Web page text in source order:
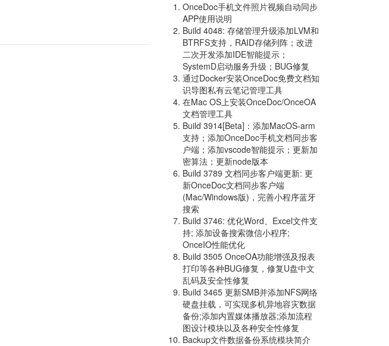
OnceDoc手机文件照片视频自动同步
APP使用说明
Build 4048: 存储管理升级添加LVM和
BTRFS支持，RAID存储列阵；改进
二次开发添加IDE智能提示；
SystemD启动服务升级；BUG修复
通过Docker安装OnceDoc免费文档知
识导图私有云笔记管理工具
在Mac OS上安装OnceDoc/OnceOA
文档管理工具
Build 3914[Beta]：添加MacOS-arm
支持；添加OnceDoc手机文档同步客
户端；添加vscode智能提示；更新加
密算法；更新node版本
Build 3789 文档同步客户端更新: 更
新OnceDoc文档同步客户端
(Mac/Windows版)，完善小程序蓝牙
搜索
Build 3746: 优化Word、Excel文件支
持; 添加设备搜索微信小程序;
OnceIO性能优化
Build 3505 OnceOA功能增强及报表
打印等各种BUG修复，修复U盘中文
乱码及安全性修复
Build 3465 更新SMB并添加NFS网络
硬盘挂载，可实现多机异地容灾数据
备份;添加内置媒体播放器;添加流程
图设计模块以及各种安全性修复
Backup文件数据备份系统模块简介